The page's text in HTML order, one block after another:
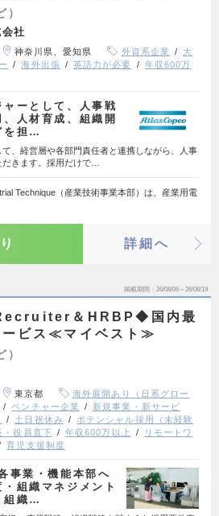
）
社
神奈川県、愛知県 外資系企業
大
海外出張 英語力が必要
年収600万
ーとして、人事戦
人材育成、組織開
を担…
、経営層や各部門責任者と連携しながら、人事
だきます。採用だけで…
Technique（産業技術事業本部）は、産業用電
詳細へ
掲載期間 26/08/06～26/08/19
＆HRBP◆国内最
ービス≪マイベスト≫
）
東京都
海外展開あり（日系グロー
ベンチャー企業
新規事業・新サービ
土日祝休み
ポテンシャル採用（未経験
・役員直下 年収600万以上
リモートワ
育児支援制度
事業・機能本部へ
組織マネジメント
組織…